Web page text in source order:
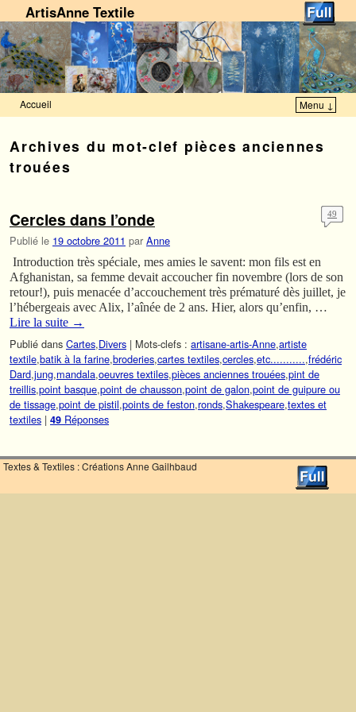
ArtisAnne Textile
Accueil Menu ↓
Archives du mot-clef pièces anciennes
trouées
Cercles dans l’onde
Publié le 19 octobre 2011 par Anne
49
Introduction très spéciale, mes amies le savent: mon fils est en
Afghanistan, sa femme devait accoucher fin novembre (lors de son
retour!), puis menacée d’accouchement très prématuré dès juillet, je
l’hébergeais avec Alix, l’aînée de 2 ans. Hier, alors qu’enfin, …
Lire la suite →
Publié dans Cartes,Divers | Mots-clefs : artisane-artis-Anne,artiste
textile,batik à la farine,broderies,cartes textiles,cercles,etc...........,frédéric
Dard,jung,mandala,oeuvres textiles,pièces anciennes trouées,pint de
treillis,point basque,point de chausson,point de galon,point de guipure ou
de tissage,point de pistil,points de feston,ronds,Shakespeare,textes et
textiles | 49 Réponses
Textes & Textiles : Créations Anne Gailhbaud